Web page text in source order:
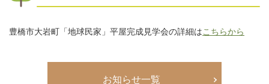
豊橋市大岩町「地球民家」平屋完成見学会の詳細はこちらから
お知らせ一覧